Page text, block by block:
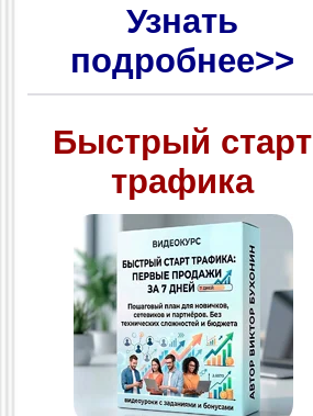
Узнать
подробнее>>
Быстрый старт
трафика